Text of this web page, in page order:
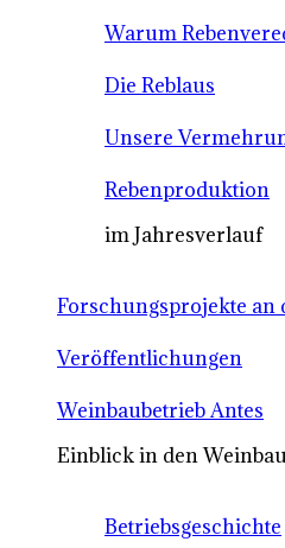
Warum
Die Reblaus
Unsere
Rebenproduktion
im Jahresverlauf
Forschungsprojekte
Veröffentlichungen
Weinbaubetrieb Antes
Einblick in den
Betriebsgeschichte